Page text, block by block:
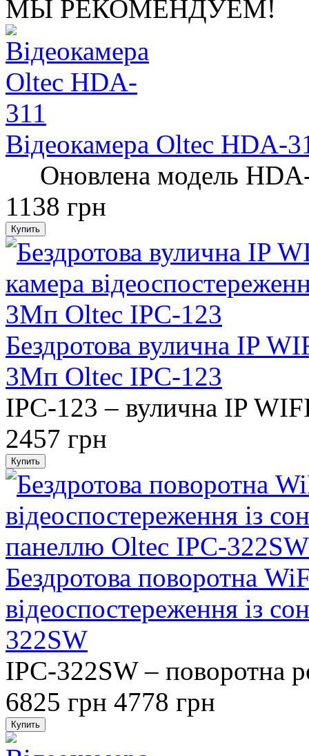
МЫ РЕКОМЕНДУЕМ!
Відеокамера Oltec HDA-
Оновлена ​​модель
1138 грн
Бездротова вулична IP
3Мп Oltec IPC-123
IPC-123 – вулична IP
2457 грн
Бездротова поворотна
відеоспостереження із
322SW
IPC-322SW – поворотна
6825 грн 4778 грн